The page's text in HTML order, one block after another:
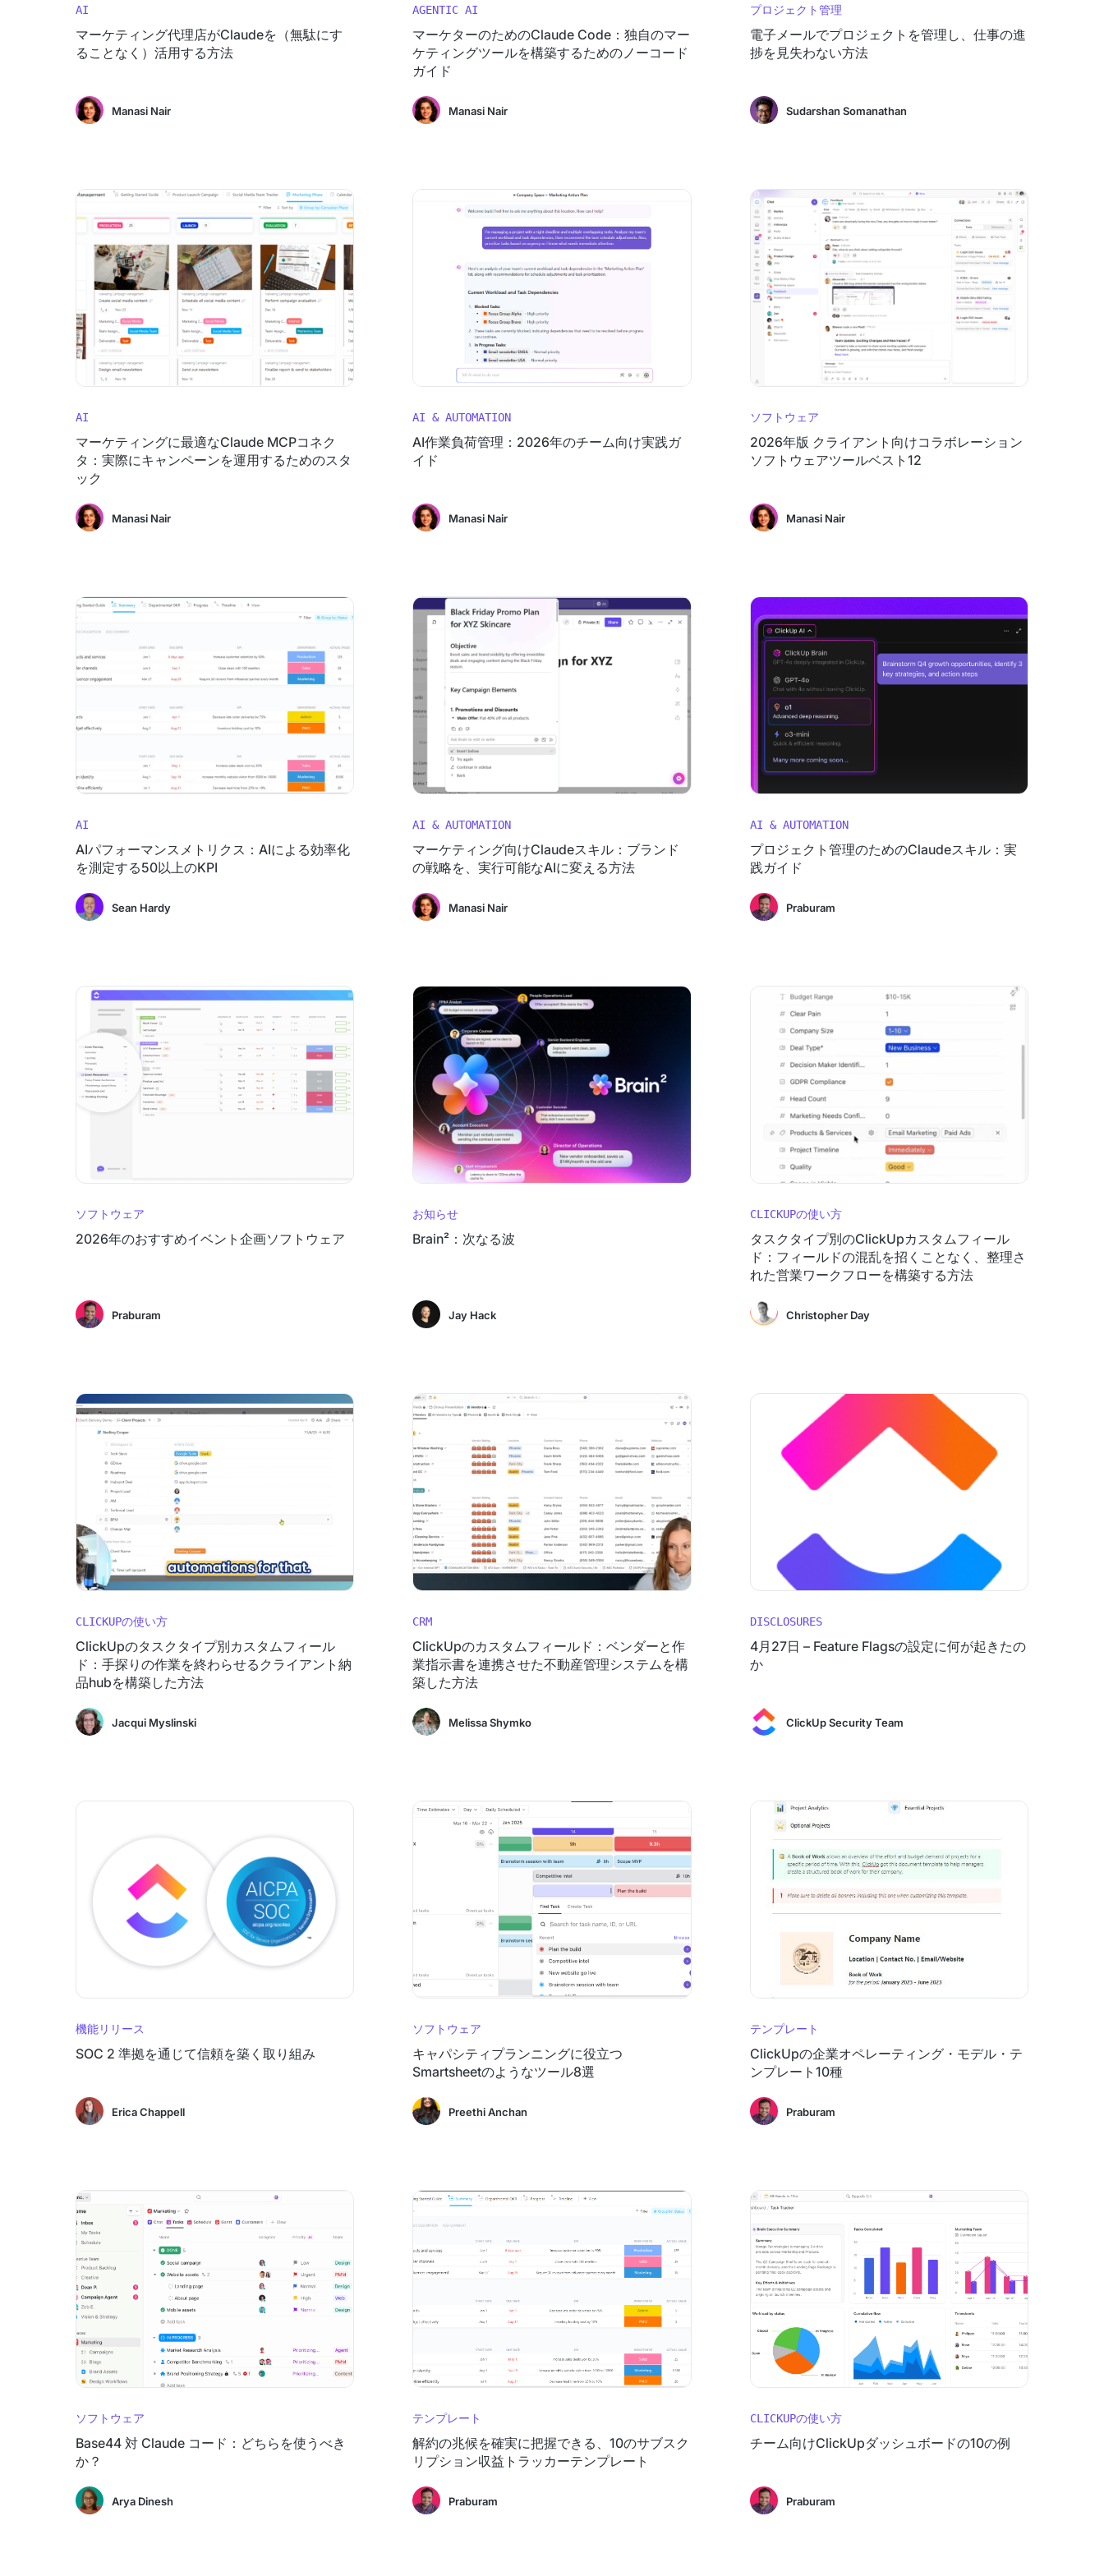
AI
マーケティング代理店がClaudeを（無駄にす
ることなく）活用する方法
Manasi Nair
AGENTIC AI
マーケターのためのClaude Code：独自のマー
ケティングツールを構築するためのノーコード
ガイド
Manasi Nair
プロジェクト管理
電子メールでプロジェクトを管理し、仕事の進
捗を見失わない方法
Sudarshan Somanathan
AI
マーケティングに最適なClaude MCPコネク
タ：実際にキャンペーンを運用するためのスタ
ック
Manasi Nair
AI & AUTOMATION
AI作業負荷管理：2026年のチーム向け実践ガ
イド
Manasi Nair
ソフトウェア
2026年版 クライアント向けコラボレーション
ソフトウェアツールベスト12
Manasi Nair
AI
AIパフォーマンスメトリクス：AIによる効率化
を測定する50以上のKPI
Sean Hardy
AI & AUTOMATION
マーケティング向けClaudeスキル：ブランド
の戦略を、実行可能なAIに変える方法
Manasi Nair
AI & AUTOMATION
プロジェクト管理のためのClaudeスキル：実
践ガイド
Praburam
ソフトウェア
2026年のおすすめイベント企画ソフトウェア
Praburam
お知らせ
Brain²：次なる波
Jay Hack
CLICKUPの使い方
タスクタイプ別のClickUpカスタムフィール
ド：フィールドの混乱を招くことなく、整理さ
れた営業ワークフローを構築する方法
Christopher Day
CLICKUPの使い方
ClickUpのタスクタイプ別カスタムフィール
ド：手探りの作業を終わらせるクライアント納
品hubを構築した方法
Jacqui Myslinski
CRM
ClickUpのカスタムフィールド：ベンダーと作
業指示書を連携させた不動産管理システムを構
築した方法
Melissa Shymko
DISCLOSURES
4月27日 – Feature Flagsの設定に何が起きたの
か
ClickUp Security Team
機能リリース
SOC 2 準拠を通じて信頼を築く取り組み
Erica Chappell
ソフトウェア
キャパシティプランニングに役立つ
Smartsheetのようなツール8選
Preethi Anchan
テンプレート
ClickUpの企業オペレーティング・モデル・テ
ンプレート10種
Praburam
ソフトウェア
Base44 対 Claude コード：どちらを使うべき
か？
Arya Dinesh
テンプレート
解約の兆候を確実に把握できる、10のサブスク
リプション収益トラッカーテンプレート
Praburam
CLICKUPの使い方
チーム向けClickUpダッシュボードの10の例
Praburam